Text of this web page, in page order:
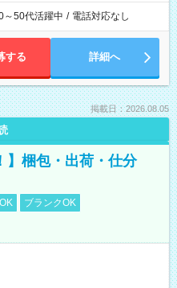
～50代活躍中 / 電話対応なし
する 詳細へ
掲載日：2026.08.05
】梱包・出荷・仕分
ブランクOK